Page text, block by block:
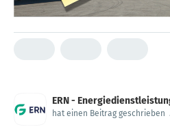
ERN -
hat einen Beitrag geschrieben .